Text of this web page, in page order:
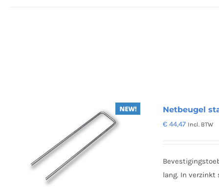
Netbeugel
€ 44,47 Incl. BTW
lang. In verzinkt